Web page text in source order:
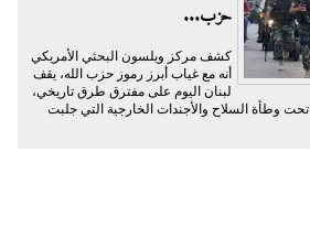
حزب...
كشف مركز ويلسون البحثي الأمريكي
أنه مع غياب أبرز رموز حزب الله، يقف
لبنان اليوم على مفترق طرق تاريخي،
وطأة السلاح والأجندات الخارجية التي جلبت